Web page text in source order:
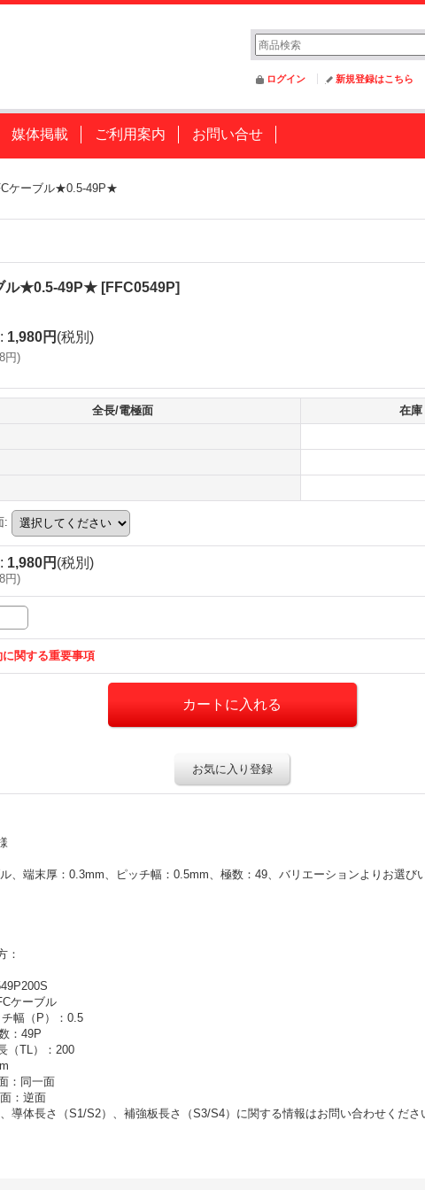
ログイン 新規登録はこちら
媒体掲載 ご利用案内 お問い合せ
ケーブル★0.5-49P★
ル★0.5-49P★ [FFC0549P]
: 1,980円 (税別)
円)
全長/電極面
在庫
:
: 1,980円 (税別)
円)
関する重要事項
お気に入り登録
、端末厚：0.3mm、ピッチ幅：0.5mm、極数：49、バリエーションよりお選び
：
ケーブル
チ幅（P）：0.5
：49P
（TL）：200
：同一面
：逆面
導体長さ（S1/S2）、補強板長さ（S3/S4）に関する情報はお問い合わせくださ